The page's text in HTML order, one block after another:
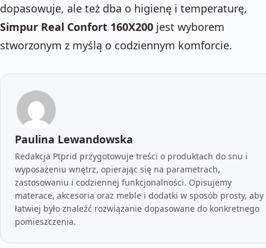
dopasowuje, ale też dba o higienę i temperaturę,
Simpur Real Confort 160X200 jest wyborem
stworzonym z myślą o codziennym komforcie.
Paulina Lewandowska
Redakcja Ptprid przygotowuje treści o produktach do snu i
wyposażeniu wnętrz, opierając się na parametrach,
zastosowaniu i codziennej funkcjonalności. Opisujemy
materace, akcesoria oraz meble i dodatki w sposób prosty, aby
łatwiej było znaleźć rozwiązanie dopasowane do konkretnego
pomieszczenia.